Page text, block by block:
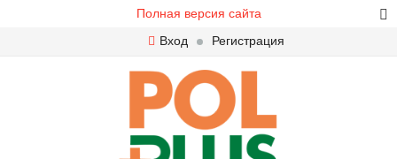
Полная версия сайта
Вход
Регистрация